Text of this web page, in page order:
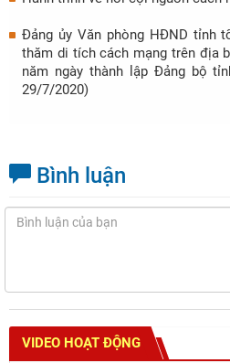
Đảng ủy Văn phòng HĐND tỉnh
thăm di tích cách mạng trên địa
năm ngày thành lập Đảng bộ
29/7/2020)
Bình luận
VIDEO HOẠT ĐỘNG